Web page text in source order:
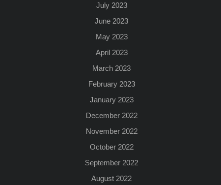
July 2023
June 2023
May 2023
April 2023
March 2023
February 2023
January 2023
December 2022
November 2022
October 2022
September 2022
August 2022